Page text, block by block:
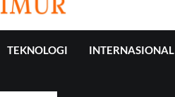
TEKNOLOGI INTERNASIONAL